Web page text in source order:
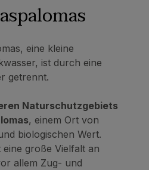
eine kleine
ist durch eine
getrennt.
Naturschutzgebiets
, einem Ort von
biologischen Wert.
große Vielfalt an
allem Zug- und